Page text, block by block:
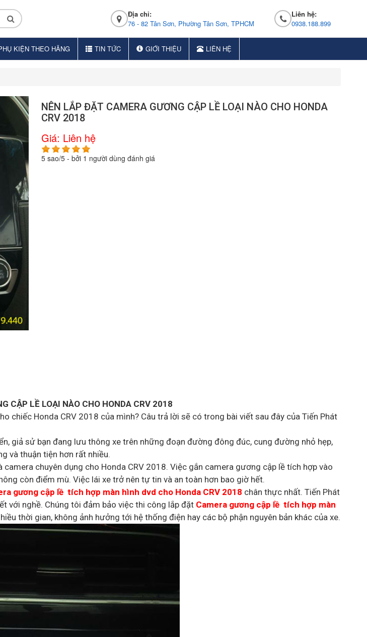
Địa chỉ:
76 - 82 Tân Sơn, Phường Tân Sơn, TPHCM
Liên hệ:
0938.188.899
KIỆN THEO HÃNG TIN TỨC GIỚI THIỆU LIÊN HỆ
NÊN LẮP ĐẶT CAMERA GƯƠNG CẬP LỀ LOẠI NÀO CHO HONDA
CRV 2018
Giá: Liên hệ
5sao/5- bởi 1 người dùng đánh giá
CẬP LỀ LOẠI NÀO CHO HONDA CRV 2018
chiếc Honda CRV 2018 của mình? Câu trả lời sẽ có trong bài viết sau đây của Tiến Phát
giả sử bạn đang lưu thông xe trên những đoạn đường đông đúc, cung đường nhỏ hẹp,
và thuận tiện hơn rất nhiều.
camera chuyên dụng cho Honda CRV 2018. Việc gắn camera gương cập lề tích hợp vào
còn điểm mù. Việc lái xe trở nên tự tin và an toàn hơn bao giờ hết.
gương cập lề tích hợp màn hình dvd cho Honda CRV 2018 chân thực nhất. Tiến Phát
với nghề. Chúng tôi đảm bảo việc thi công lắp đặt Camera gương cập lề tích hợp màn
thời gian, không ảnh hưởng tới hệ thống điện hay các bộ phận nguyên bản khác của xe.